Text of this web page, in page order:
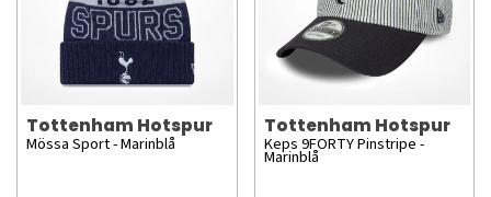
Tottenham Hotspur
Mössa Sport - Marinblå
Tottenham Hotspur
Keps 9FORTY Pinstripe -
Marinblå